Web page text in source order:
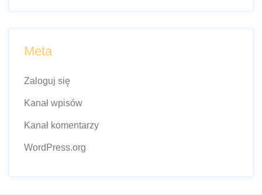
Meta
Zaloguj się
Kanał wpisów
Kanał komentarzy
WordPress.org